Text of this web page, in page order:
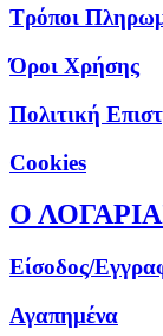
Τρόποι
Όροι Χρήσης
Πολιτική
Cookies
Ο
Είσοδος/
Αγαπημένα